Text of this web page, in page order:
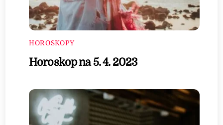
HOROSKOPY
Horoskop na 5. 4. 2023